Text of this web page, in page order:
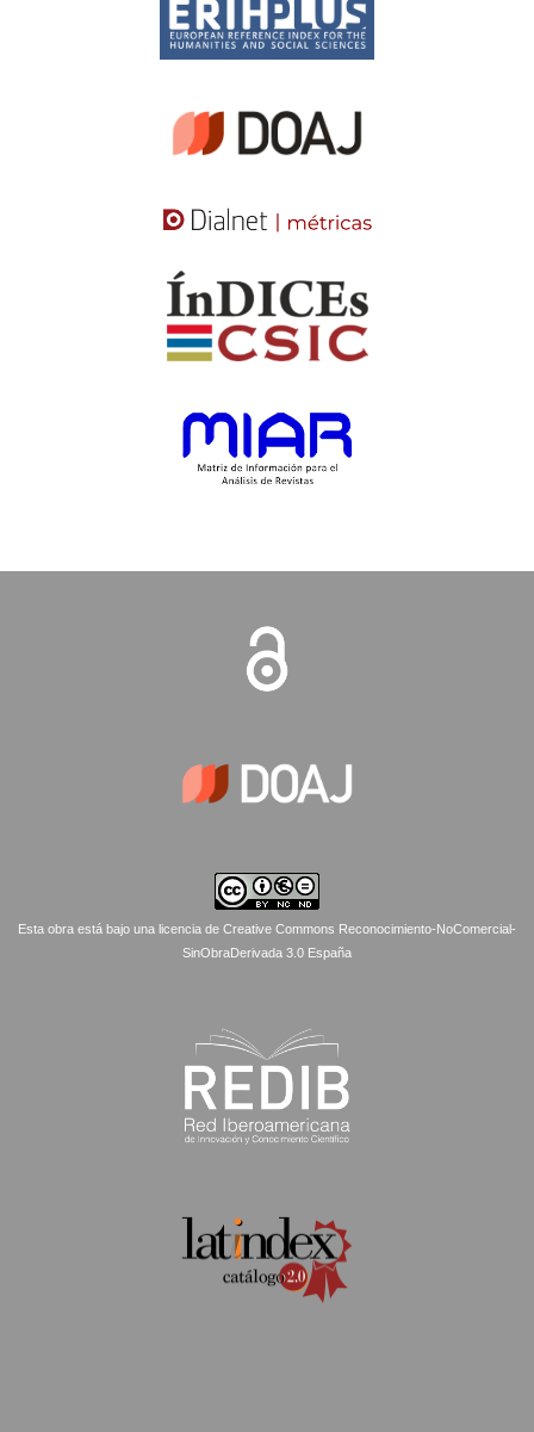
Esta obra está bajo una licencia de Creative Commons Reconocimiento-NoComercial-
SinObraDerivada 3.0 España